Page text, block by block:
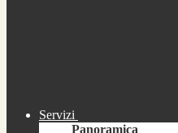
Servizi
Panoramica